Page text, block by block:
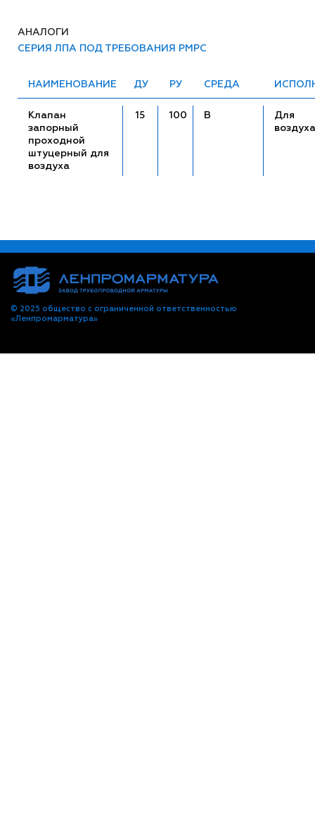
АНАЛОГИ
СЕРИЯ ЛПА ПОД ТРЕБОВАНИЯ РМРС
НАИМЕНОВАНИЕ ДУ РУ СРЕДА
Клапан
запорный
проходной
штуцерный для
воздуха
15 100 В
Для
воздуха
© 2025 общество с ограниченной ответственностью
«Ленпромарматура»